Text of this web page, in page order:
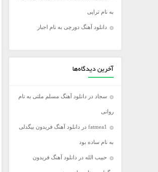
مجید اخشابی
مجید خراطها
محسن چاووشی
محسن یگانه
محمد رضا گلزار
محمد علیزاده
مرتضی اشرفی
به نام تراپی
دانلود آهنگ دورچی به نام اجبار
آخرین دیدگاه‌ها
سجاد در دانلود آهنگ مسلم ملتی به نام
روانی
fatmea1 در دانلود آهنگ فریدون بیگدلی
به نام ساده بود
حبیب الله در دانلود آهنگ فریدون